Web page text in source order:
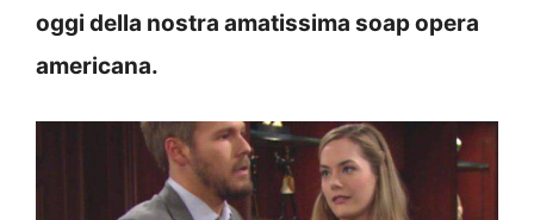
oggi della nostra amatissima soap opera
americana.